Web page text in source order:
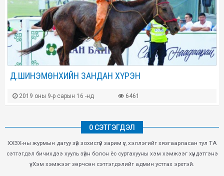
Д.ШИНЭМӨНХИЙН ЗАНДАН ХҮРЭН
2019 оны 9-р сарын 16 -нд 6461
0 СЭТГЭГДЭЛ
ХХЗХ-ны журмын дагуу зүй зохисгүй зарим үг, хэллэгийг хязгаарласан тул ТА
сэтгэгдэл бичихдээ хууль зүйн болон ёс суртахууны хэм хэмжээг хүндэтгэнэ
үү. Хэм хэмжээг зөрчсөн сэтгэгдэлийг админ устгах эрхтэй.